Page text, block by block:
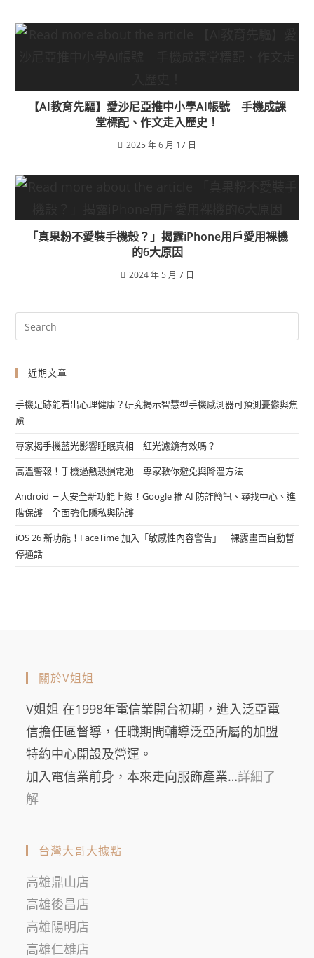
【AI教育先驅】愛沙尼亞推中小學AI帳號 手機成課
堂標配、作文走入歷史！
2025 年 6 月 17 日
「真果粉不愛裝手機殼？」揭露iPhone用戶愛用裸機
的6大原因
2024 年 5 月 7 日
近期文章
手機足跡能看出心理健康？研究揭示智慧型手機感測器可預測憂鬱與焦
慮
專家揭手機藍光影響睡眠真相 紅光濾鏡有效嗎？
高溫警報！手機過熱恐損電池 專家教你避免與降溫方法
Android 三大安全新功能上線！Google 推 AI 防詐簡訊、尋找中心、進
階保護 全面強化隱私與防護
iOS 26 新功能！FaceTime 加入「敏感性內容警告」 裸露畫面自動暫
停通話
關於V姐姐
V姐姐 在1998年電信業開台初期，進入泛亞電
信擔任區督導，任職期間輔導泛亞所屬的加盟
特約中心開設及營運。
加入電信業前身，本來走向服飾產業…詳細了
解
台灣大哥大據點
高雄鼎山店
高雄後昌店
高雄陽明店
高雄仁雄店